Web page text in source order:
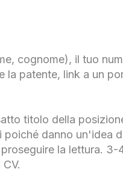
cognome), il tuo
la patente, link a un
titolo della
danno un'idea
la lettura. 3-